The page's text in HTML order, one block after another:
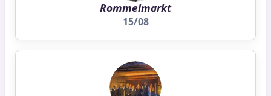
Rommelmarkt
15/08